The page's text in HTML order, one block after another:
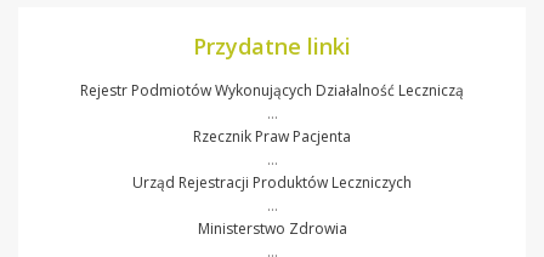
Przydatne linki
Rejestr Podmiotów Wykonujących Działalność Leczniczą
…
Rzecznik Praw Pacjenta
…
Urząd Rejestracji Produktów Leczniczych
…
Ministerstwo Zdrowia
…